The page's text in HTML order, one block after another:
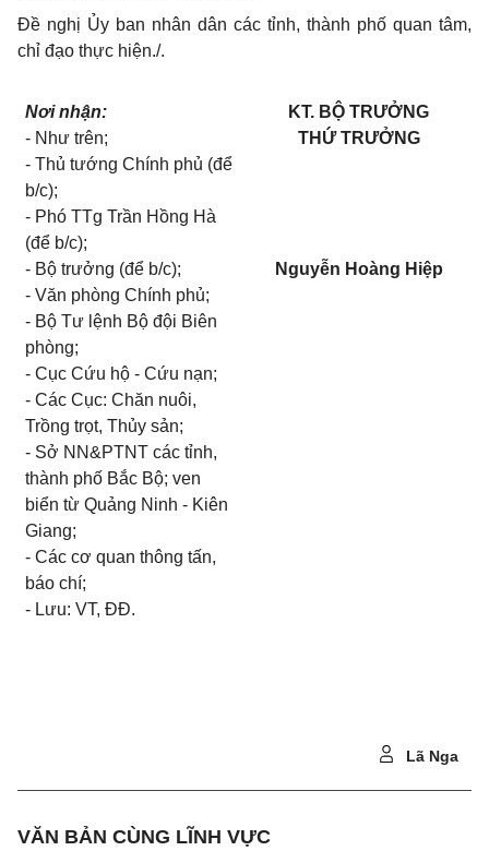
Đề nghị Ủy ban nhân dân các tỉnh, thành phố quan tâm,
chỉ đạo thực hiện./.
Nơi nhận:
- Như trên;
- Thủ tướng Chính phủ (để
b/c);
- Phó TTg Trần Hồng Hà
(để b/c);
- Bộ trưởng (để b/c);
- Văn phòng Chính phủ;
- Bộ Tư lệnh Bộ đội Biên
phòng;
- Cục Cứu hộ - Cứu nạn;
- Các Cục: Chăn nuôi,
Trồng trọt, Thủy sản;
- Sở NN&PTNT các tỉnh,
thành phố Bắc Bộ; ven
biển từ Quảng Ninh - Kiên
Giang;
- Các cơ quan thông tấn,
báo chí;
- Lưu: VT, ĐĐ.
KT. BỘ TRƯỞNG
THỨ TRƯỞNG
Nguyễn Hoàng Hiệp
Lã Nga
VĂN BẢN CÙNG LĨNH VỰC